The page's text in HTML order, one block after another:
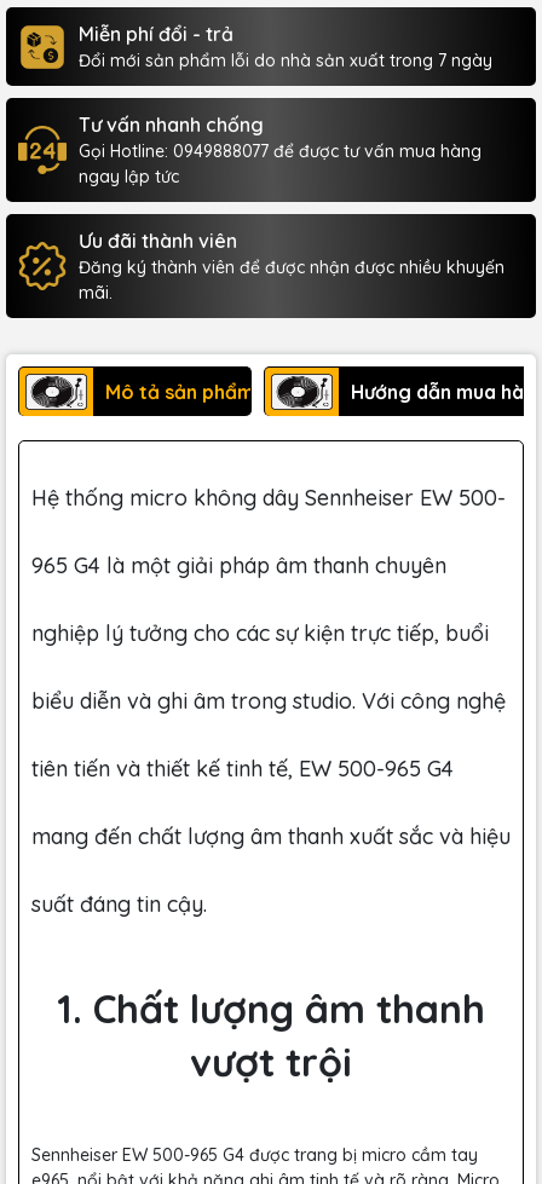
Miễn phí đổi - trả
Đổi mới sản phẩm lỗi do nhà sản xuất trong 7 ngày
Tư vấn nhanh chống
Gọi Hotline: 0949888077 để được tư vấn mua hàng
ngay lập tức
Ưu đãi thành viên
Đăng ký thành viên để được nhận được nhiều khuyến
mãi.
Mô tả sản phẩm Hướng dẫn mua
Hệ thống micro không dây Sennheiser EW 500-
965 G4 là một giải pháp âm thanh chuyên
nghiệp lý tưởng cho các sự kiện trực tiếp, buổi
biểu diễn và ghi âm trong studio. Với công nghệ
tiên tiến và thiết kế tinh tế, EW 500-965 G4
mang đến chất lượng âm thanh xuất sắc và hiệu
suất đáng tin cậy.
1. Chất lượng âm thanh
vượt trội
Sennheiser EW 500-965 G4 được trang bị micro cầm tay